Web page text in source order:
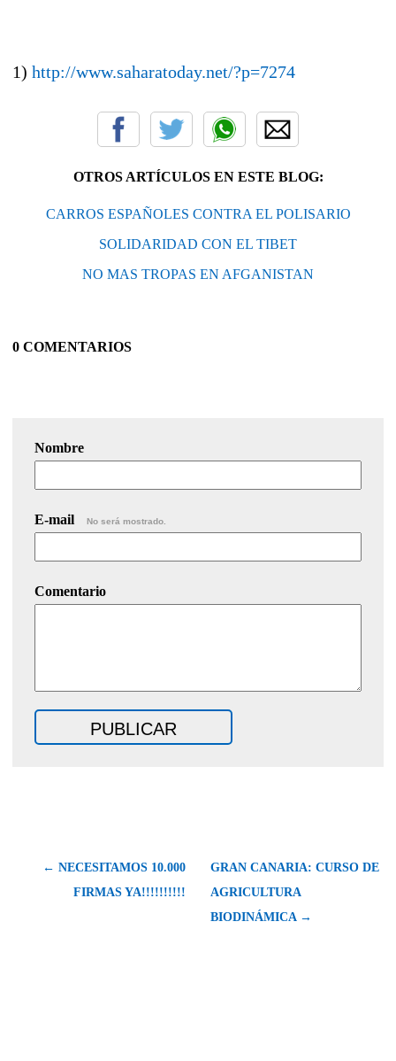
1) http://www.saharatoday.net/?p=7274
OTROS ARTÍCULOS EN ESTE BLOG:
CARROS ESPAÑOLES CONTRA EL POLISARIO
SOLIDARIDAD CON EL TIBET
NO MAS TROPAS EN AFGANISTAN
0 COMENTARIOS
Nombre
E-mail No será mostrado.
Comentario
← NECESITAMOS 10.000
FIRMAS YA!!!!!!!!!!
GRAN CANARIA: CURSO DE
AGRICULTURA
BIODINÁMICA →